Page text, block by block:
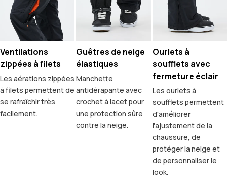
Ventilations
zippées à filets
Les aérations zippées
à filets permettent de
se rafraîchir très
facilement.
Guêtres de neige
élastiques
Manchette
antidérapante avec
crochet à lacet pour
une protection sûre
contre la neige.
Ourlets à
soufflets avec
fermeture éclair
Les ourlets à
soufflets permettent
d'améliorer
l'ajustement de la
chaussure, de
protéger la neige et
de personnaliser le
look.